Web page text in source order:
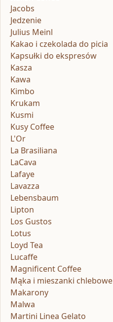
Jacobs
Jedzenie
Julius Meinl
Kakao i czekolada do picia
Kapsułki do ekspresów
Kasza
Kawa
Kimbo
Krukam
Kusmi
Kusy Coffee
L'Or
La Brasiliana
LaCava
Lafaye
Lavazza
Lebensbaum
Lipton
Los Gustos
Lotus
Loyd Tea
Lucaffe
Magnificent Coffee
Mąka i mieszanki chlebowe
Makarony
Malwa
Martini Linea Gelato